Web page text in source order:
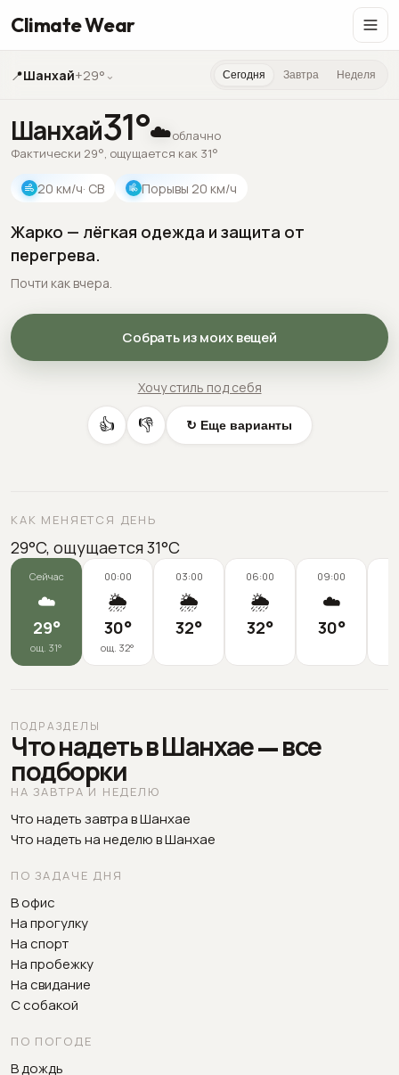
Climate Wear
📍Шанхай+29° ⌄ Сегодня Завтра Неделя
Шанхай31°☁️облачно
Фактически 29°, ощущается как 31°
20 км/ч· СВ Порывы 20 км/ч
Жарко — лёгкая одежда и защита от
перегрева.
Почти как вчера.
Собрать из моих вещей
Хочу стиль под себя
👍 👎 ↻ Еще варианты
КАК МЕНЯЕТСЯ ДЕНЬ
29°C, ощущается 31°C
Сейчас
☁️
29°
ощ. 31°
00:00
🌦️
30°
ощ. 32°
03:00
🌦️
32°
06:00
🌦️
32°
09:00
☁️
30°
ПОДРАЗДЕЛЫ
Что надеть в Шанхае — все
подборки
НА ЗАВТРА И НЕДЕЛЮ
Что надеть завтра в Шанхае
Что надеть на неделю в Шанхае
ПО ЗАДАЧЕ ДНЯ
В офис
На прогулку
На спорт
На пробежку
На свидание
С собакой
ПО ПОГОДЕ
В дождь